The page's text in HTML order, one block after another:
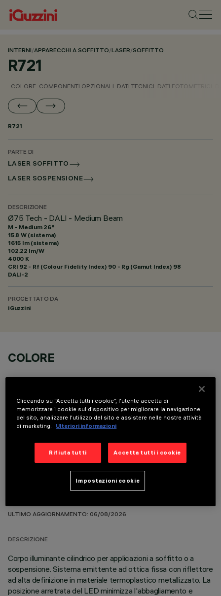
INTERNI/APPARECCHI A SOFFITTO/LASER/SOFFITTO
R721
COLORE COMPONENTI OPZIONALI DATI TECNICI DATI FOTOMETRICI
R721
PARTE DI
LASER SOFFITTO
LASER SOSPENSIONE
DESCRIZIONE
Ø75 Tech - DALI - Medium Beam
M - Medium 26°
15.8 W (sistema)
1615 lm (sistema)
102.22 lm/W
4000 K
CRI 92 - Rf (Colour Fidelity Index) 90 - Rg (Gamut Index) 98
DALI-2
PROGETTATO DA
iGuzzini
COLORE
COMPONENTI OPZIONALI
ULTIMO AGGIORNAMENTO: 06/08/2026
DESCRIZIONE
Corpo illuminante cilindrico per applicazioni a soffitto o a
sospensione. Sistema emittente ad ottica fissa con riflettore
ad alta definizione in materiale termoplastico metallizzato. La
posizione arretrata del LED minimizza l'abbagliamento e
Cliccando su “Accetta tutti i cookie”, l'utente accetta di
memorizzare i cookie sul dispositivo per migliorare la navigazione
del sito, analizzare l'utilizzo del sito e assistere nelle nostre attività
di marketing.
Ulteriori informazioni
Rifiuta tutti Accetta tutti i cookie
Impostazioni cookie